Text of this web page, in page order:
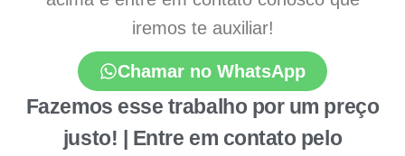
iremos te auxiliar!
Chamar no WhatsApp
Fazemos esse trabalho por um preço
justo! | Entre em contato pelo